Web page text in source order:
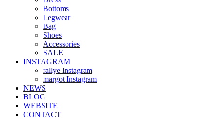
Bottoms
Legwear
Bag
Shoes
Accessories
SALE
INSTAGRAM
rallye Instagram
margot Instagram
NEWS
BLOG
WEBSITE
CONTACT